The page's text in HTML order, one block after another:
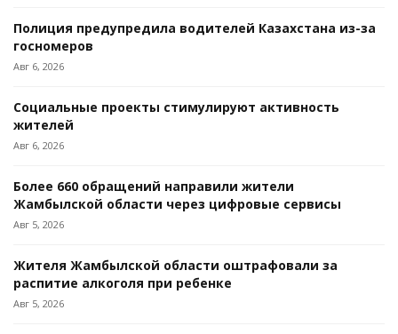
Полиция предупредила водителей Казахстана из-за
госномеров
Авг 6, 2026
Социальные проекты стимулируют активность
жителей
Авг 6, 2026
Более 660 обращений направили жители
Жамбылской области через цифровые сервисы
Авг 5, 2026
Жителя Жамбылской области оштрафовали за
распитие алкоголя при ребенке
Авг 5, 2026